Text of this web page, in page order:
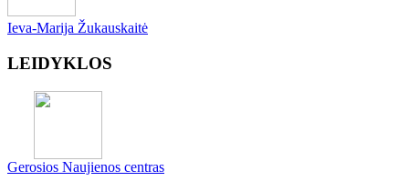
Ieva-Marija Žukauskaitė
LEIDYKLOS
Gerosios Naujienos centras